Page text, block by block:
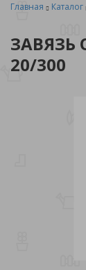
Главная Каталог
ЗАВЯЗЬ
20/300